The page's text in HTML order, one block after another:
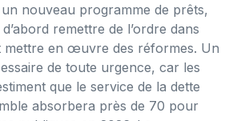
nouveau programme de prêts,
remettre de l’ordre dans
mettre en œuvre des réformes. Un
de toute urgence, car les
que le service de la dette
absorbera près de 70 pour